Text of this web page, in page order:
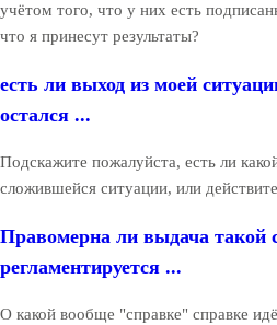
учётом того, что у них есть
что я принесут результаты?
есть ли выход из моей
остался ...
Подскажите пожалуйста, есть ли
сложившейся ситуации, или
Правомерна ли выдача такой
регламентируется ...
О какой вообще "справке" справке